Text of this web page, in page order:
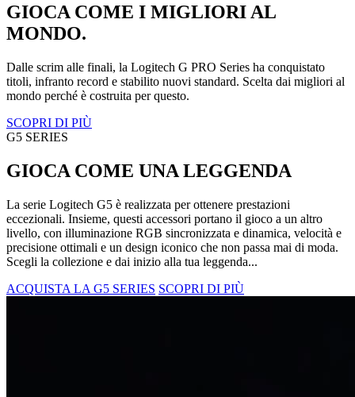
GIOCA COME I MIGLIORI AL
MONDO.
Dalle scrim alle finali, la Logitech G PRO Series ha conquistato
titoli, infranto record e stabilito nuovi standard. Scelta dai migliori al
mondo perché è costruita per questo.
SCOPRI DI PIÙ
G5 SERIES
GIOCA COME UNA LEGGENDA
La serie Logitech G5 è realizzata per ottenere prestazioni
eccezionali. Insieme, questi accessori portano il gioco a un altro
livello, con illuminazione RGB sincronizzata e dinamica, velocità e
precisione ottimali e un design iconico che non passa mai di moda.
Scegli la collezione e dai inizio alla tua leggenda...
ACQUISTA LA G5 SERIES SCOPRI DI PIÙ